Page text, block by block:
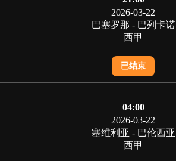
2026-03-22
巴塞罗那 - 巴列卡诺
西甲
已结束
04:00
2026-03-22
塞维利亚 - 巴伦西亚
西甲